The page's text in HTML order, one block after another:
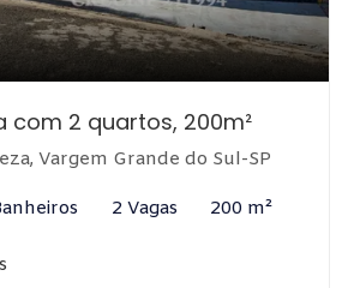
com 2 quartos, 200m²
Vargem Grande do Sul-SP
2 Vagas 200 m²